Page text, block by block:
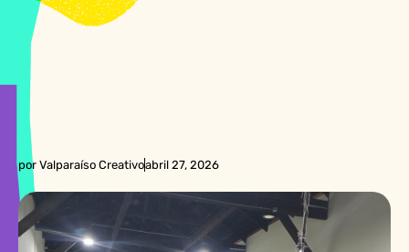
por Valparaíso Creativoabril 27, 2026